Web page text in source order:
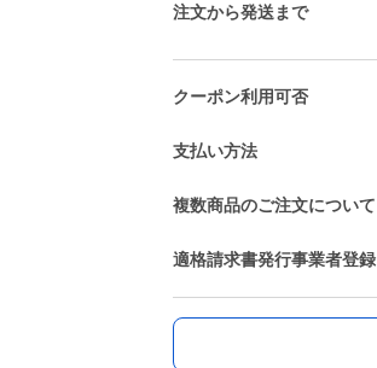
注文から発送まで
クーポン利用可否
支払い方法
複数商品のご注文について
適格請求書発行事業者登録